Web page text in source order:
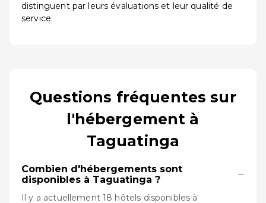
distinguent par leurs évaluations et leur qualité de
service.
Questions fréquentes sur
l'hébergement à
Taguatinga
Combien d'hébergements sont
disponibles à Taguatinga ?
−
Il y a actuellement 18 hôtels disponibles à